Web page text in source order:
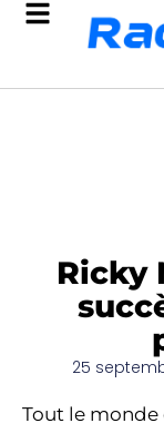
Ricky
25
Tout le monde